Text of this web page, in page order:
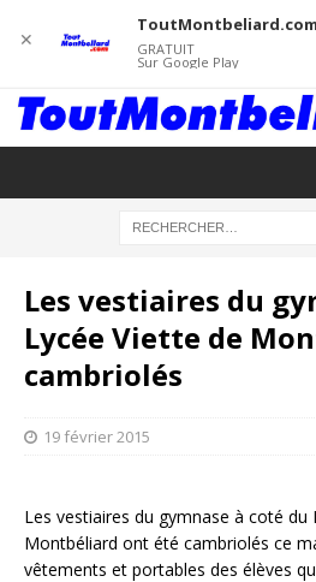
Les vestiaires du
Lycée Viette de
cambriolés
19 février 2015
Les vestiaires du gymnase à coté du
Montbéliard ont été cambriolés ce
vêtements et portables des élèves
✕
ToutMontbeliard.com
GRATUIT
Sur Google Play